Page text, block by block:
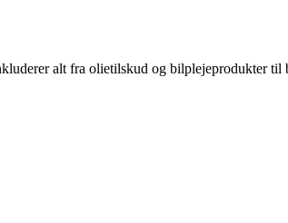
alt fra olietilskud og bilplejeprodukter